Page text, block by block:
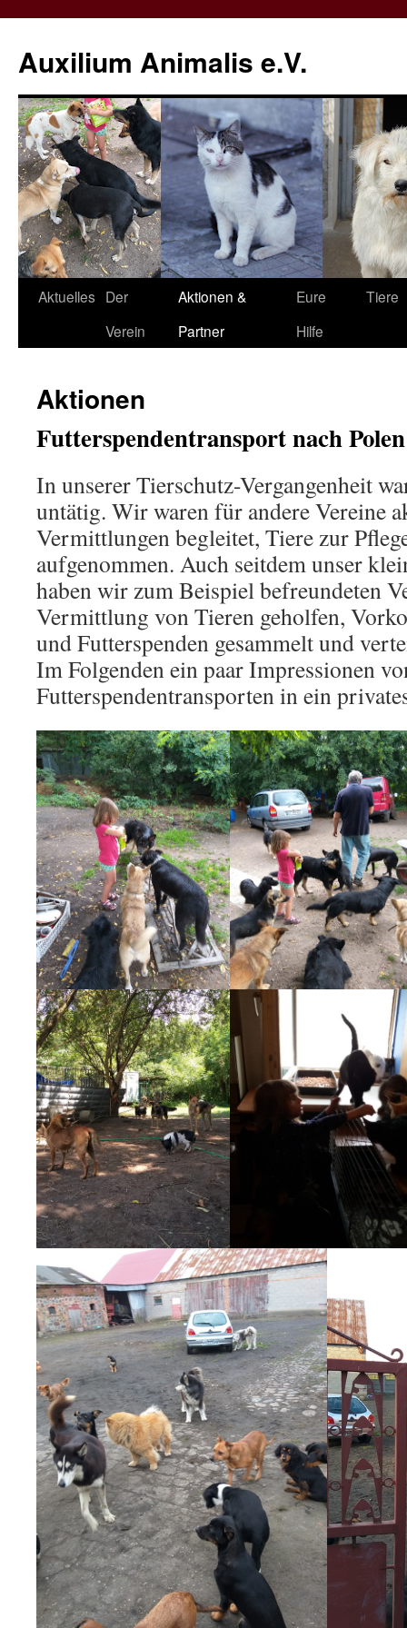
springen
Auxilium Animalis e.V.
Aktuelles Der
Verein
Aktionen &
Partner
Eure
Hilfe
Tiere
Aktionen
Futterspendentransport nach
In unserer Tierschutz-Vergangenheit
untätig. Wir waren für andere Vereine
Vermittlungen begleitet, Tiere zur
aufgenommen. Auch seitdem unser
haben wir zum Beispiel befreundeten
Vermittlung von Tieren geholfen,
und Futterspenden gesammelt und
Im Folgenden ein paar Impressionen
Futterspendentransporten in ein